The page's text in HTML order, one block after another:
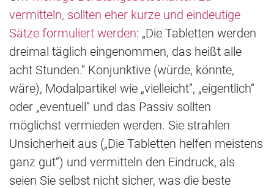
vermitteln, sollten eher kurze und eindeutige
Sätze formuliert werden: „Die Tabletten werden
dreimal täglich eingenommen, das heißt alle
acht Stunden.“ Konjunktive (würde, könnte,
wäre), Modalpartikel wie „vielleicht“, „eigentlich“
oder „eventuell“ und das Passiv sollten
möglichst vermieden werden. Sie strahlen
Unsicherheit aus („Die Tabletten helfen meistens
ganz gut“) und vermitteln den Eindruck, als
seien Sie selbst nicht sicher, was die beste